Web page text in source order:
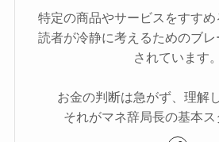
特定の商品やサービスをすすめ
読者が冷静に考えるためのブ
されています。
お金の判断は急がず、理解
それがマネ辞局長の基本ス